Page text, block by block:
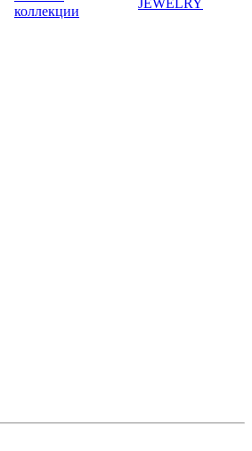
коллекции
JEWELRY